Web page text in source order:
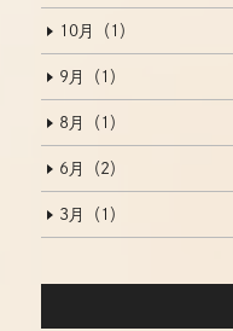
10月（1）
9月（1）
8月（1）
6月（2）
3月（1）